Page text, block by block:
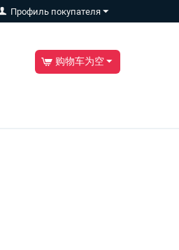
Профиль покупателя
购物车为空